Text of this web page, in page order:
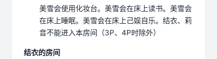
美雪会使用化妆台。 美雪会在床上读书。 美雪会
在床上睡眠。 美雪会在床上己娱自乐。 结衣、莉
音不能进入本房间（3P、4P时除外）
结衣的房间